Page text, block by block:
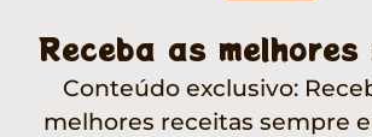
Receba as
Conteúdo exclusivo:
melhores receitas sempre